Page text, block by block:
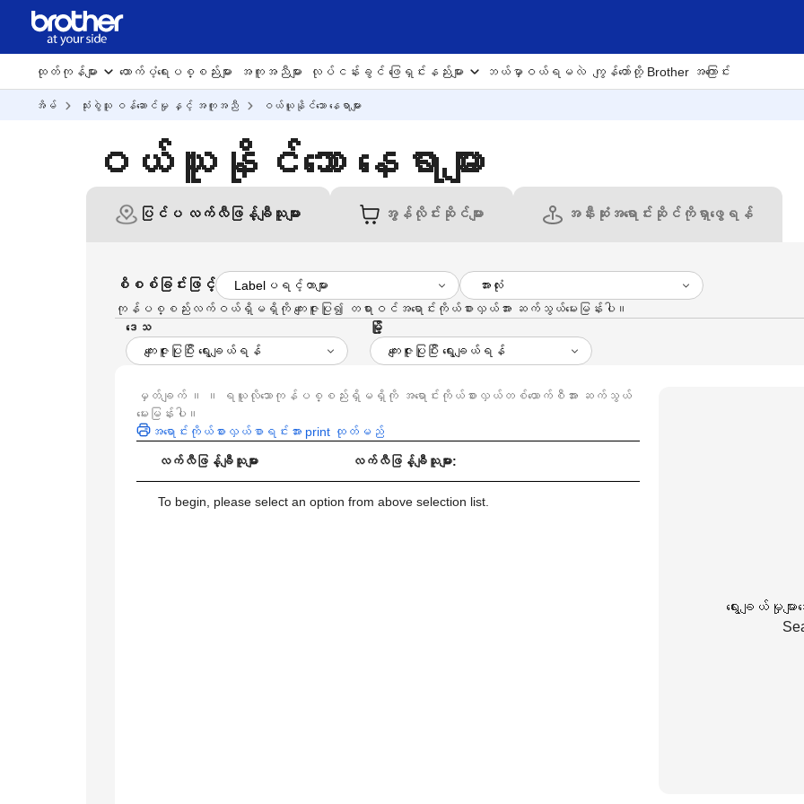
ထုတ်ကုန်များ ထောက်ပံ့ရေးပစ္စည်းများ အကူအညီများ လုပ်ငန်းခွင် ဖြေရှင်းနည်းများ ဘယ်မှာဝယ်ရမလဲ ကျွန်တော်တို့ Brother အကြောင်း
အိမ် သုံးစွဲသူ ဝန်ဆောင်မှု နှင့် အကူအညီ ဝယ်ယူနိုင်သော နေရာများ
ဝယ်ယူနိုင်သော နေရာများ
ပြင်ပ လက်လီဖြန့်ချီသူများ အွန်လိုင်းဆိုင်များ အနီးဆုံးအရောင်းဆိုင်ကိုရှာဖွေရန်
စိစစ်ခြင်းဖြင့်
ကုန်ပစ္စည်းလက်ဝယ်ရှိမရှိကို ကျေးဇူးပြု၍ တရားဝင်အရောင်းကိုယ်စားလှယ်အား ဆက်သွယ်မေးမြန်းပါ။
ဒေသ
မြို့
မှတ်ချက် ။ ။ ရယူလိုသောကုန်ပစ္စည်းရှိမရှိကို အရောင်းကိုယ်စားလှယ်တစ်ယောက်စီအား ဆက်သွယ်
မေးမြန်းပါ။
အရောင်းကိုယ်စားလှယ်စာရင်းအား print ထုတ်မည်
လက်လီဖြန့်ချီသူများ လက်လီဖြန့်ချီသူများ:
To begin, please select an option from above selection list.
ရွေးချယ်မှုမျ